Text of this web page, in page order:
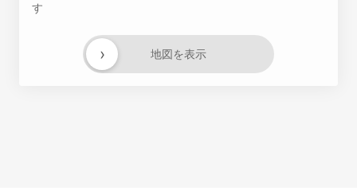
す
地図を表示
›